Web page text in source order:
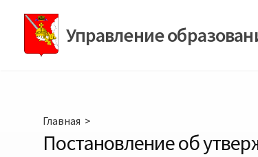
содержимомуУправление
Главная >
Постановление об